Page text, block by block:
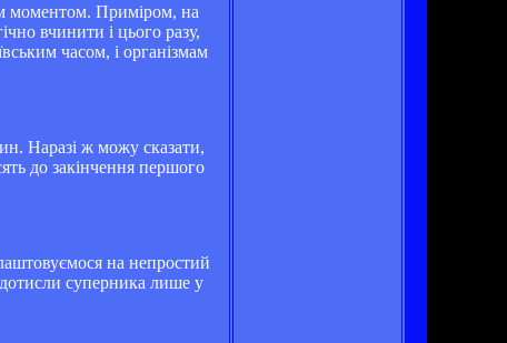
моментом. Приміром, на
вчинити і цього разу,
часом, і організмам
Наразі ж можу сказати,
до закінчення першого
на непростий
суперника лише у